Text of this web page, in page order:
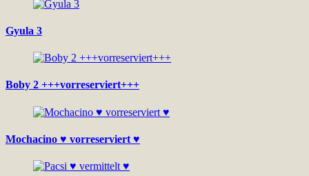
Gyula 3
Boby 2 +++vorreserviert+++
Mochacino ♥ vorreserviert ♥